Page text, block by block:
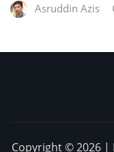
Asruddin Azis
Copyright © 2026 |